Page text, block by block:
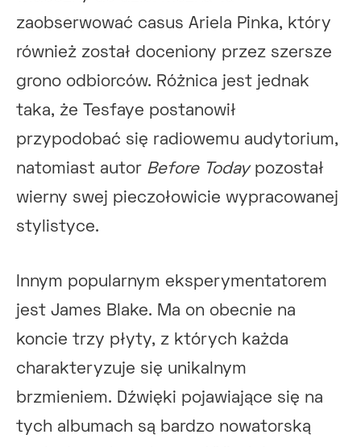
zaobserwować casus Ariela Pinka, który
również został doceniony przez szersze
grono odbiorców. Różnica jest jednak
taka, że Tesfaye postanowił
przypodobać się radiowemu audytorium,
natomiast autor Before Todaypozostał
wierny swej pieczołowicie wypracowanej
stylistyce.
Innym popularnym eksperymentatorem
jest James Blake. Ma on obecnie na
koncie trzy płyty, z których każda
charakteryzuje się unikalnym
brzmieniem. Dźwięki pojawiające się na
tych albumach są bardzo nowatorską